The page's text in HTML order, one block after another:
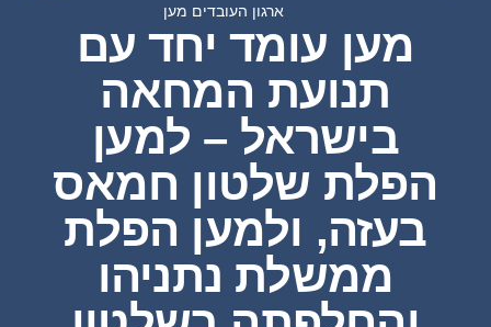
ארגון העובדים מען
מען עומד יחד עם
תנועת המחאה
בישראל – למען
הפלת שלטון חמאס
בעזה, ולמען הפלת
ממשלת נתניהו